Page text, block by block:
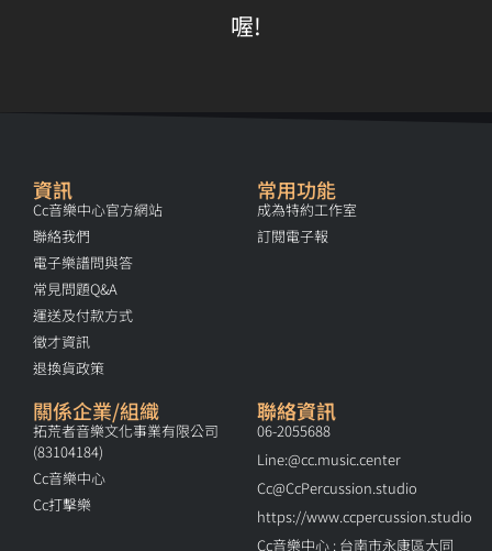
喔!
資訊
Cc音樂中心官方網站
聯絡我們
電子樂譜問與答
常見問題Q&A
運送及付款方式
徵才資訊
退換貨政策
常用功能
成為特約工作室
訂閱電子報
關係企業/組織
拓荒者音樂文化事業有限公司
(83104184)
Cc音樂中心
Cc打擊樂
聯絡資訊
06-2055688
Line:@cc.music.center
Cc@CcPercussion.studio
https://www.ccpercussion.studio
Cc音樂中心 : 台南市永康區大同